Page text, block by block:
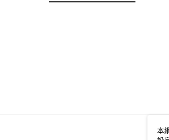
本